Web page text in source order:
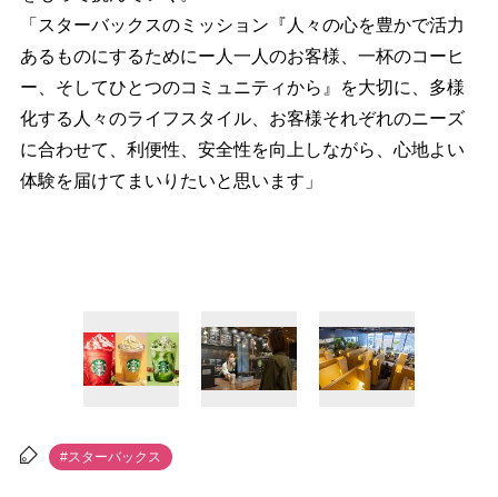
「スターバックスのミッション『人々の心を豊かで活力
あるものにするためにー人一人のお客様、一杯のコーヒ
ー、そしてひとつのコミュニティから』を大切に、多様
化する人々のライフスタイル、お客様それぞれのニーズ
に合わせて、利便性、安全性を向上しながら、心地よい
体験を届けてまいりたいと思います」
#スターバックス